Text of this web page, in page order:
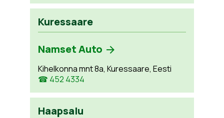
Kuressaare
Namset Auto
Kihelkonna mnt 8a, Kuressaare, Eesti
☎ 452 4334
Haapsalu